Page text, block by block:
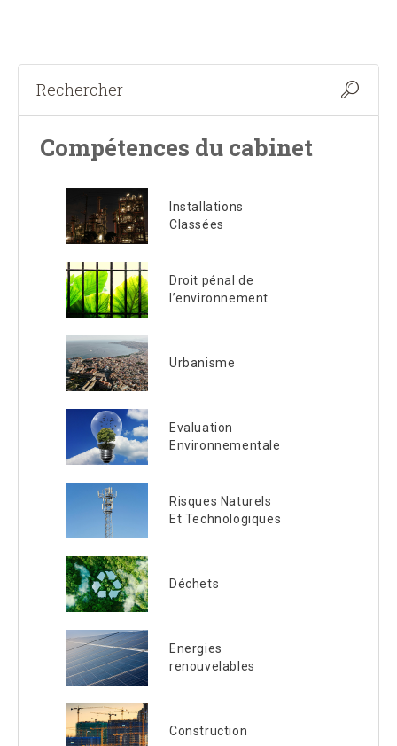
Compétences du cabinet
Installations
Classées
Droit pénal de
l’environnement
Urbanisme
Evaluation
Environnementale
Risques Naturels
Et Technologiques
Déchets
Energies
renouvelables
Construction